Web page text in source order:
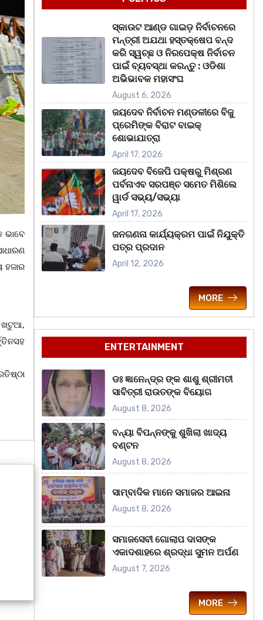
ହଜାର
ଖଟୁଆ,
ସ୍କାଉଟ ଆଣ୍ଡ ଗାଇଡ଼ ନିର୍ବାଚନରେ
ମନ୍ତ୍ରୀ ଅଯଥା ହସ୍ତକ୍ଷେପ ବନ୍ଦ
କରି ସ୍ୱଚ୍ଛ ଓ ନିରପେକ୍ଷ ନିର୍ବାଚନ
ପାଇଁ ବ୍ୟବସ୍ଥା କରନ୍ତୁ : ଓଡିଶା
ଅଭିଭାବକ ମହାସଂଘ
August 6, 2026
ଜୟଦେବ ନିର୍ବାଚନ ମଣ୍ଡଳୀରେ ବିଜୁ
ପ୍ରେମିଙ୍କ ବିରାଟ ବାଇକ୍
ଶୋଭାଯାତ୍ରା
April 17, 2026
ଜୟଦେବ ବିଜେପି ପକ୍ଷରୁ ମିଶ୍ରଣ
ପର୍ବନାଏବ ସରପଞ୍ଚ ସମେତ ମିଶିଲେ
ୱାର୍ଡ ସଭ୍ୟ/ସଭ୍ୟା
April 17, 2026
ଜନଗଣନା କାର୍ଯ୍ୟକ୍ରମ ପାଇଁ ନିଯୁକ୍ତି
ପତ୍ର ପ୍ରଦାନ
April 12, 2026
MORE
ENTERTAINMENT
ଡଃ ଜ୍ଞାନେନ୍ଦ୍ର ଙ୍କ ଶାଶୁ ଶ୍ରୀମତୀ
ସାବିତ୍ରୀ ରାଉତଙ୍କ ବିୟୋଗ
August 8, 2026
ବନ୍ୟା ବିପନ୍ନଙ୍କୁ ଶୁଖିଲା ଖାଦ୍ୟ
ବଣ୍ଟନ
August 8, 2026
ସାମ୍ବାଦିକ ମାନେ ସମାଜର ଆଇନା
August 8, 2026
ସମାଜସେବୀ ଗୋଲାପ ଦାସଙ୍କ
ଏକାଦଶାହରେ ଶ୍ରଦ୍ଧା ସୁମନ ଅର୍ପଣ
August 7, 2026
MORE